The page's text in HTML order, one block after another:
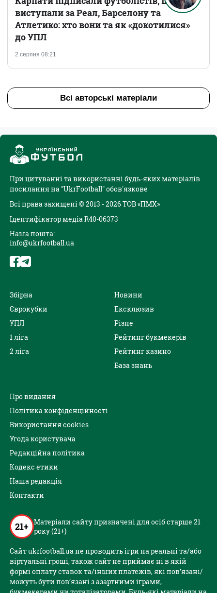
2 серпня 08:21
виступали за Реал, Барселону та
Атлетико: хто вони та як «докотилися»
до УПЛ
Всі авторські матеріали
При цитуванні та використанні будь-яких матеріалів
посилання на "UkrFootball" обов'язкове
Всі права захищені © 2013 - 2026 ТОВ «ПМХ»
Ідентифікатор медіа R40-06373
Наша пошта:
info@ukrfootball.ua
Збірна
Єврокубки
УПЛ
1 ліга
2 ліга
Новини
Ексклюзив
Різне
Рейтинг букмекерів
Рейтинг казино
База знань
Про видання
Політика конфіденційності
Використання cookies
Угода користувача
Редакційна політика
Кодекс етики
Наша редакція
Контакти
21+ Матеріали сайту призначені для осіб старше 21
року (21+)
Сайт ukrfootball.ua не проводить ігри на реальні та/або
віртуальні гроші, також сайт не приймає ні в якій
формі оплату ставок та/інших платежів, які пов’язані/
можуть бути пов’язані з азартними іграми,